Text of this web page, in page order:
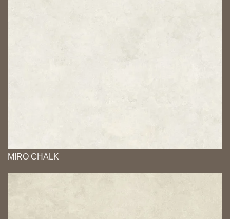
MIRO CHALK